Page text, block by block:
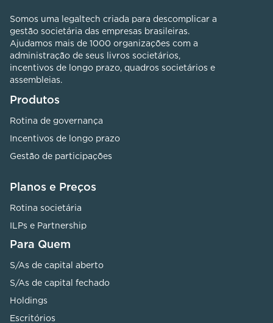
Somos uma legaltech criada para descomplicar a
gestão societária das empresas brasileiras.
Ajudamos mais de 1000 organizações com a
administração de seus livros societários,
incentivos de longo prazo, quadros societários e
assembleias.
Produtos
Rotina de governança
Incentivos de longo prazo
Gestão de participações
Planos e Preços
Rotina societária
ILPs e Partnership
Para Quem
S/As de capital aberto
S/As de capital fechado
Holdings
Escritórios